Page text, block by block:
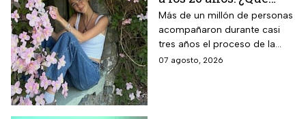
cáncer padecía la
estrella de TikTok?
Más de un millón de personas
acompañaron durante casi
tres años el proceso de la
creadora: tratamientos,
07 agosto, 2026